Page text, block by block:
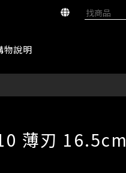
物說明
薄刃 16.5cm